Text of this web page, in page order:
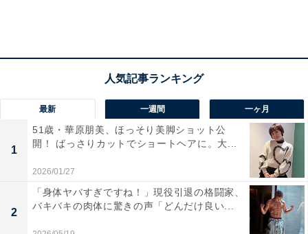
最新 一週間 一ヶ月
1
51歳・華原朋美、ほっそり美脚ショット公
開！ ばっさりカットでショートヘアに。大...
2026/01/27
2
「身体ヤバすぎですね！」現役引退の格闘家、
バキバキの肉体に驚きの声「どんだけ良い...